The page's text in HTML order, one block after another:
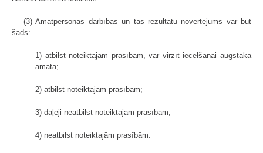
(3) Amatpersonas darbības un tās rezultātu novērtējums var būt
šāds:
1) atbilst noteiktajām prasībām, var virzīt iecelšanai augstākā
amatā;
2) atbilst noteiktajām prasībām;
3) daļēji neatbilst noteiktajām prasībām;
4) neatbilst noteiktajām prasībām.